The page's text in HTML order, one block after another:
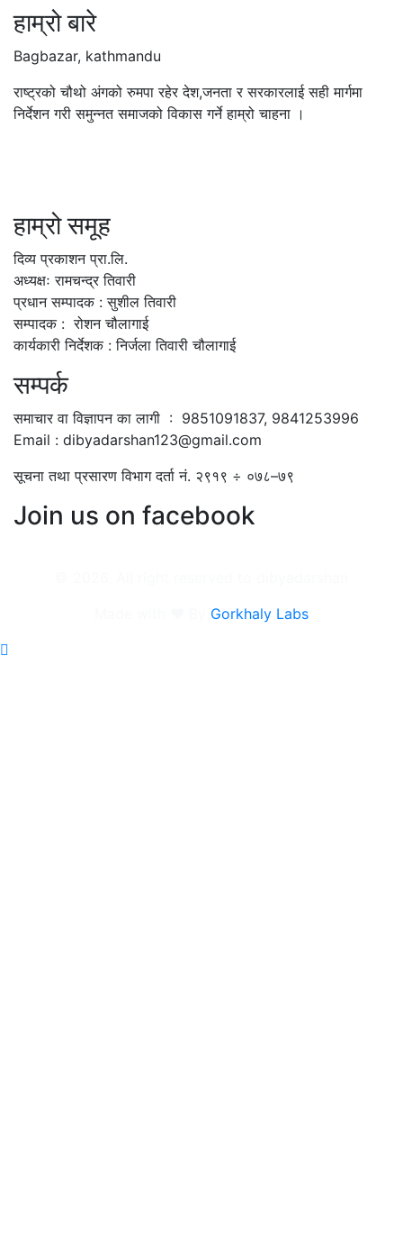
हाम्रो बारे
Bagbazar, kathmandu
राष्ट्रको चौथो अंगको रुमपा रहेर देश,जनता र सरकारलाई सही मार्गमा
निर्देशन गरी समुन्नत समाजको विकास गर्ने हाम्रो चाहना ।
हाम्रो समूह
दिव्य प्रकाशन प्रा.लि.
अध्यक्षः रामचन्द्र तिवारी
प्रधान सम्पादक : सुशील तिवारी
सम्पादक : रोशन चौलागाई
कार्यकारी निर्देशक : निर्जला तिवारी चौलागाई
सम्पर्क
समाचार वा विज्ञापन का लागी : 9851091837, 9841253996
Email : dibyadarshan123@gmail.com
सूचना तथा प्रसारण विभाग दर्ता नं. २९१९ ÷ ०७८–७९
Join us on facebook
Gorkhaly Labs